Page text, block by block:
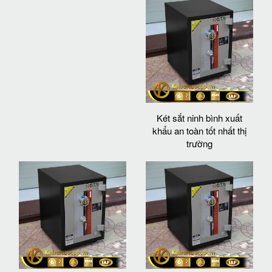
Két sắt ninh bình xuất
khẩu an toàn tốt nhất thị
trường